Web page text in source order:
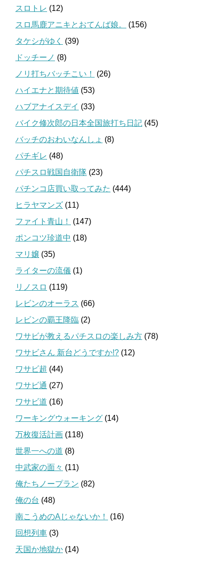
スロトレ (12)
スロ馬鹿アニキとおてんば娘。
(156)
タケシがゆく
(39)
ドッチーノ (8)
ノリ打ちバッチこい！
(26)
ハイエナと期待値 (53)
ハブアナイスデイ (33)
バイク修次郎の日本全国旅打ち日記 (45)
バッチのおわいなんしょ (8)
パチギレ (48)
パチスロ戦国自衛隊 (23)
パチンコ店買い取ってみた (444)
ヒラヤマンズ (11)
ファイト青山！
(147)
ポンコツ珍道中 (18)
マリ嬢 (35)
ライターの流儀 (1)
リノスロ (119)
レビンのオーラス (66)
レビンの覇王降臨 (2)
ワサビが教えるパチスロの楽しみ方 (78)
ワサビさん 新台どうですか!? (12)
ワサビ超 (44)
ワサビ通 (27)
ワサビ道 (16)
ワーキングウォーキング (14)
万枚復活計画 (118)
世界一への道 (8)
中武家の面々 (11)
俺たちノープラン (82)
俺の台 (48)
南こうめのAじゃないか！
(16)
回想列車 (3)
天国か地獄か (14)